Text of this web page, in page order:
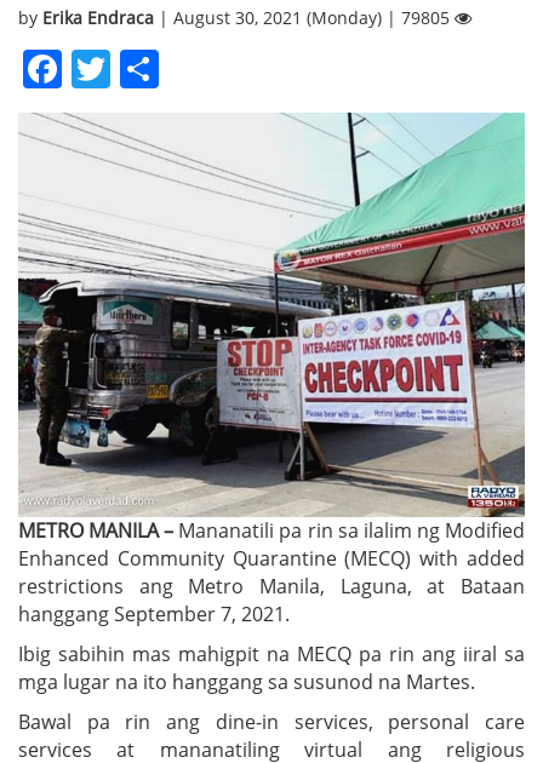
by Erika Endraca | August 30, 2021 (Monday) | 79805
Facebook
Twitter
METRO MANILA – Mananatili pa rin sa ilalim ng Modified
Enhanced Community Quarantine (MECQ) with added
restrictions ang Metro Manila, Laguna, at Bataan
hanggang September 7, 2021.
Ibig sabihin mas mahigpit na MECQ pa rin ang iiral sa
mga lugar na ito hanggang sa susunod na Martes.
Bawal pa rin ang dine-in services, personal care
services at mananatiling virtual ang religious